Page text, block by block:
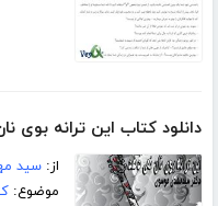
دانلود کتاب این ترانه بوی
از:سید
موضوع: